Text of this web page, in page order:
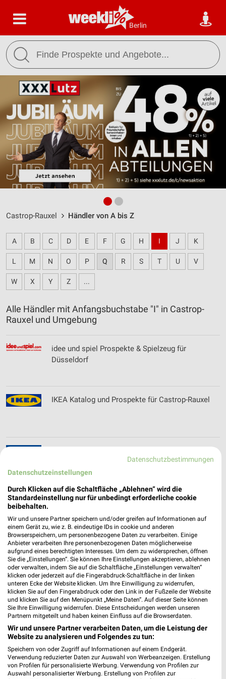
Berlin
Castrop-Rauxel Händler von A bis Z
A B C D E F G H I J K
L M N O P Q R S T U V
W X Y Z ...
Alle Händler mit Anfangsbuchstabe "I" in Castrop-
Rauxel und Umgebung
idee und spiel Prospekte & Spielzeug für
Düsseldorf
IKEA Katalog und Prospekte für Castrop-Rauxel
& Öffnungszeiten für Essen
INTERSPORT Prospekte, Angebote & Aktionen
Invictus Games Filialen & Öffnungszeiten für
Düsseldorf
Noch mehr Angebote in
Datenschutzbestimmungen
Datenschutzeinstellungen
Durch Klicken auf die Schaltfläche „Ablehnen“ wird die
Standardeinstellung nur für unbedingt erforderliche cookie
beibehalten.
Wir und unsere Partner speichern und/oder greifen auf Informationen auf
einem Gerät zu, wie z. B. eindeutige IDs in cookie und anderen
Browserspeichern, um personenbezogene Daten zu verarbeiten. Einige
Anbieter verarbeiten Ihre personenbezogenen Daten möglicherweise
aufgrund eines berechtigten Interesses. Um dem zu widersprechen, öffnen
Sie die „Einstellungen“. Sie können Ihre Einstellungen akzeptieren, ablehnen
oder verwalten, indem Sie auf die Schaltfläche „Einstellungen verwalten“
klicken oder jederzeit auf die Fingerabdruck-Schaltfläche in der linken
unteren Ecke der Website klicken. Um Ihre Einwilligung zu widerrufen,
klicken Sie auf den Fingerabdruck oder den Link in der Fußzeile der Website
und klicken Sie auf den Menüpunkt „Meine Daten“. Auf dieser Seite können
Sie Ihre Einwilligung widerrufen. Diese Entscheidungen werden unseren
Partnern mitgeteilt und haben keinen Einfluss auf die Browserdaten.
Wir und unsere Partner verarbeiten Daten, um die Leistung der
Website zu analysieren und Folgendes zu tun:
Speichern von oder Zugriff auf Informationen auf einem Endgerät.
Verwendung reduzierter Daten zur Auswahl von Werbeanzeigen. Erstellung
von Profilen für personalisierte Werbung. Verwendung von Profilen zur
Auswahl personalisierter Werbung. Erstellung von Profilen zur